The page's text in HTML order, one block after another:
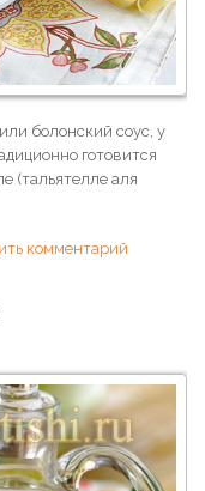
болонский соус, у
готовится
(тальятелле аля
комментарий